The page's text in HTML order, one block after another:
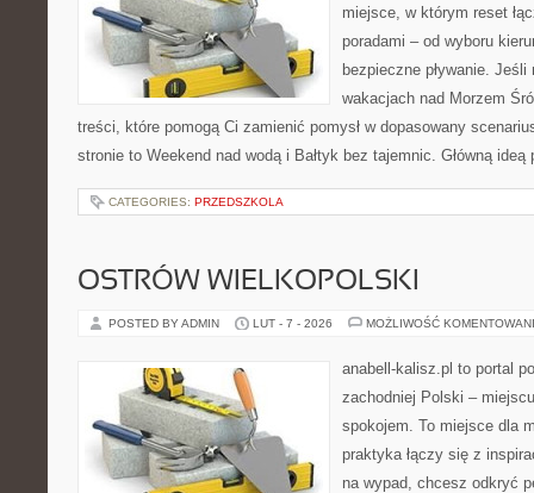
miejsce, w którym reset
poradami – od wyboru
bezpieczne pływanie.
wakacjach nad Morzem
treści, które pomogą Ci zamienić pomysł w dopasowany
stronie to Weekend nad wodą i Bałtyk bez tajemnic. Główną
CATEGORIES: PRZEDSZKOLA
OSTRÓW WIELKOPOLSKI
POSTED BY ADMIN LUT - 7 - 2026 MOŻLIWOŚĆ
anabell-kalisz.pl to portal
zachodniej Polski –
spokojem. To miejsce dla
praktyka łączy się z
na wypad, chcesz odkryć